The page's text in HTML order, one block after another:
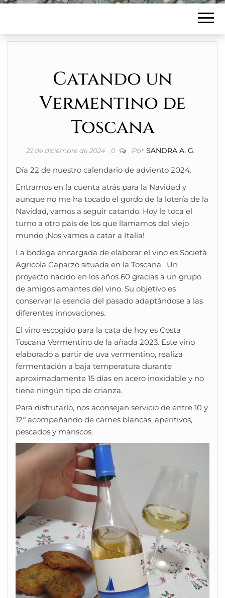
Catando un
Vermentino de
Toscana
22 de diciembre de 2024 0 Por SANDRA A. G.
Día 22 de nuestro calendario de adviento 2024.
Entramos en la cuenta atrás para la Navidad y
aunque no me ha tocado el gordo de la lotería de la
Navidad, vamos a seguir catando. Hoy le toca el
turno a otro país de los que llamamos del viejo
mundo ¡Nos vamos a catar a Italia!
La bodega encargada de elaborar el vino es Società
Agricola Caparzo situada en la Toscana. Un
proyecto nacido en los años 60 gracias a un grupo
de amigos amantes del vino. Su objetivo es
conservar la esencia del pasado adaptándose a las
diferentes innovaciones.
El vino escogido para la cata de hoy es Costa
Toscana Vermentino de la añada 2023. Este vino
elaborado a partir de uva vermentino, realiza
fermentación a baja temperatura durante
aproximadamente 15 días en acero inoxidable y no
tiene ningún tipo de crianza.
Para disfrutarlo, nos aconsejan servicio de entre 10 y
12º acompañando de carnes blancas, aperitivos,
pescados y mariscos.